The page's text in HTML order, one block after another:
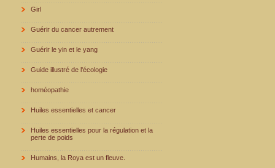
Girl
Guérir du cancer autrement
Guérir le yin et le yang
Guide illustré de l'écologie
homéopathie
Huiles essentielles et cancer
Huiles essentielles pour la régulation et la
perte de poids
Humains, la Roya est un fleuve.